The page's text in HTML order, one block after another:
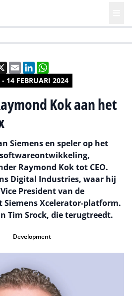
14 FEBRUARI 2024
X EmailLinkedIn
Kok aan het
Siemens en speler op het
Raymond Kok tot CEO.
Digital Industries, waar hij
President van de
Xcelerator-platform.
Tim Srock, die terugtreedt.
Development